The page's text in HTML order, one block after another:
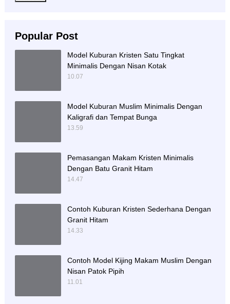
Popular Post
Model Kuburan Kristen Satu Tingkat
Minimalis Dengan Nisan Kotak
10.07
Model Kuburan Muslim Minimalis Dengan
Kaligrafi dan Tempat Bunga
13.59
Pemasangan Makam Kristen Minimalis
Dengan Batu Granit Hitam
14.47
Contoh Kuburan Kristen Sederhana Dengan
Granit Hitam
14.33
Contoh Model Kijing Makam Muslim Dengan
Nisan Patok Pipih
11.01